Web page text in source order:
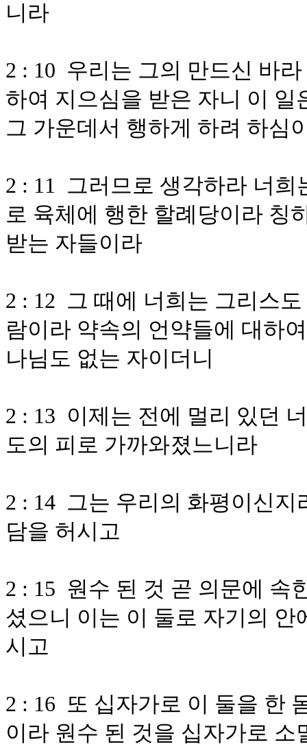
니라
2 : 10 우리는 그의 만드신 바
하여 지으심을 받은 자니 이
그 가운데서 행하게 하려 하심
2 : 11 그러므로 생각하라 너
로 육체에 행한 할례당이라 칭
받는 자들이라
2 : 12 그 때에 너희는 그리스
람이라 약속의 언약들에 대하
나님도 없는 자이더니
2 : 13 이제는 전에 멀리 있던
도의 피로 가까와졌느니라
2 : 14 그는 우리의 화평이신
담을 허시고
2 : 15 원수 된 것 곧 의문에 속
셨으니 이는 이 둘로 자기의
시고
2 : 16 또 십자가로 이 둘을 한
이라 원수 된 것을 십자가로 소